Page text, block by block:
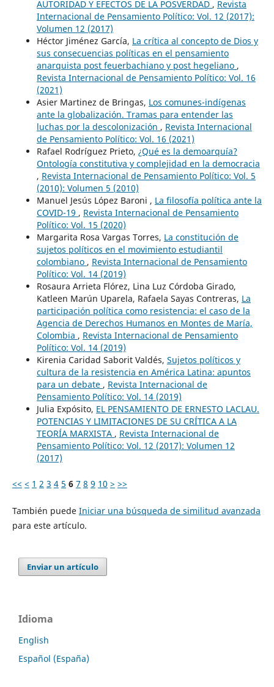
AUTORIDAD Y EFECTOS DE LA POSVERDAD , Revista
Internacional de Pensamiento Político: Vol. 12 (2017):
Volumen 12 (2017)
Héctor Jiménez García, La crítica al concepto de Dios y
sus consecuencias políticas en el pensamiento
anarquista post feuerbachiano y post hegeliano ,
Revista Internacional de Pensamiento Político: Vol. 16
(2021)
Asier Martinez de Bringas, Los comunes-indígenas
ante la globalización. Tramas para entender las
luchas por la descolonización , Revista Internacional
de Pensamiento Político: Vol. 16 (2021)
Rafael Rodríguez Prieto, ¿Qué es la demoarquía?
Ontología constitutiva y complejidad en la democracia
, Revista Internacional de Pensamiento Político: Vol. 5
(2010): Volumen 5 (2010)
Manuel Jesús López Baroni , La filosofía política ante la
COVID-19 , Revista Internacional de Pensamiento
Político: Vol. 15 (2020)
Margarita Rosa Vargas Torres, La constitución de
sujetos políticos en el movimiento estudiantil
colombiano , Revista Internacional de Pensamiento
Político: Vol. 14 (2019)
Rosaura Arrieta Flórez, Lina Luz Córdoba Girado,
Katleen Marún Uparela, Rafaela Sayas Contreras, La
participación política como resistencia: el caso de la
Agencia de Derechos Humanos en Montes de María,
Colombia , Revista Internacional de Pensamiento
Político: Vol. 14 (2019)
Kirenia Caridad Saborit Valdés, Sujetos políticos y
cultura de la resistencia en América Latina: apuntos
para un debate , Revista Internacional de
Pensamiento Político: Vol. 14 (2019)
Julia Expósito, EL PENSAMIENTO DE ERNESTO LACLAU.
POTENCIAS Y LIMITACIONES DE SU CRÍTICA A LA
TEORÍA MARXISTA , Revista Internacional de
Pensamiento Político: Vol. 12 (2017): Volumen 12
(2017)
<< < 1 2 3 4 5 6 7 8 9 10 > >>
También puede Iniciar una búsqueda de similitud avanzada
para este artículo.
Enviar un artículo
Idioma
English
Español (España)